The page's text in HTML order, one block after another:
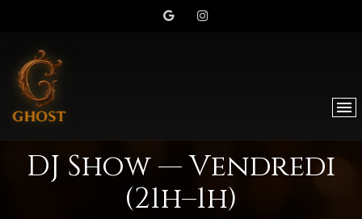
DJ Show — Vendredi
(21h–1h)